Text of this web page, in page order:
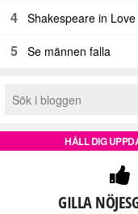
4 Shakespeare in Love
5 Se männen falla
HÅLL DIG
GILLA